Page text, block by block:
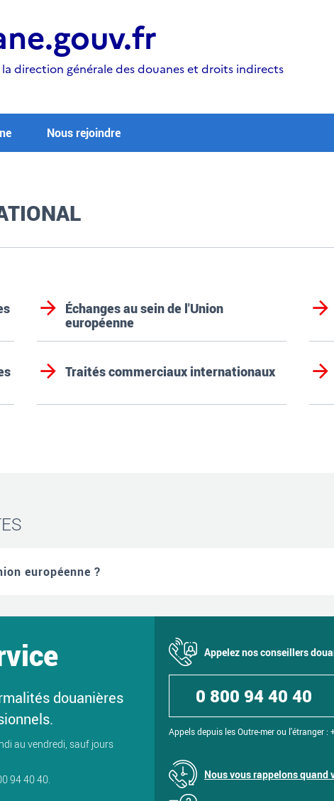
direction générale des douanes et droits indirects
Nous rejoindre
Échanges au sein de l'Union
européenne
Traités commerciaux internationaux
européenne ?
douanières
au vendredi, sauf jours
94 40 40.
Appelez nos conseillers
0 800 94 40 40
Appels depuis les Outre-mer ou l'étranger :
Nous vous rappelons quand